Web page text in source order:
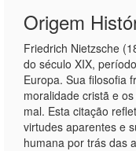
Origem
Friedrich Nietzsche
do século XIX,
Europa. Sua filosofia
moralidade cristã e
mal. Esta citação
virtudes aparentes e
humana por trás das